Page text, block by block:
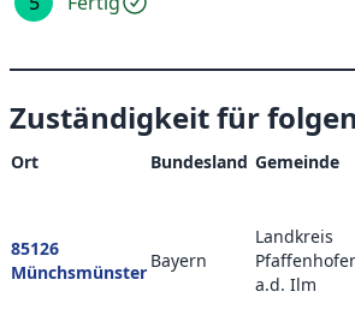
Zuständigkeit für
Ort Bundesland Gemeinde
85126
Münchsmünster
Bayern
Landkreis
a.d. Ilm